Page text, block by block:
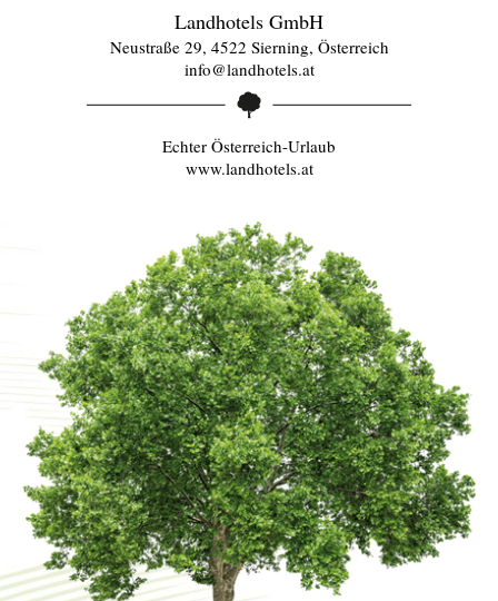
Landhotels GmbH
Neustraße 29, 4522 Sierning, Österreich
info@landhotels.at
Echter Österreich-Urlaub
www.landhotels.at